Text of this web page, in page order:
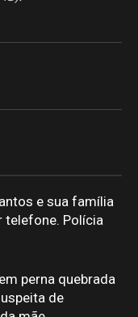
e sua família
telefone. Polícia
perna quebrada
de